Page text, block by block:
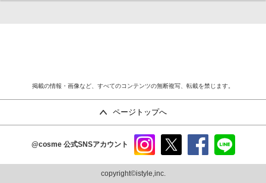
掲載の情報・画像など、すべてのコンテンツの無断複写、転載を禁じます。
ページトップへ
@cosme 公式SNSアカウント
ram
copyright©istyle,inc.